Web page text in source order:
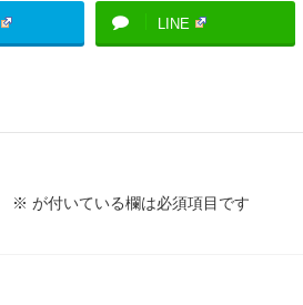
LINE
※ が付いている欄は必須項目です